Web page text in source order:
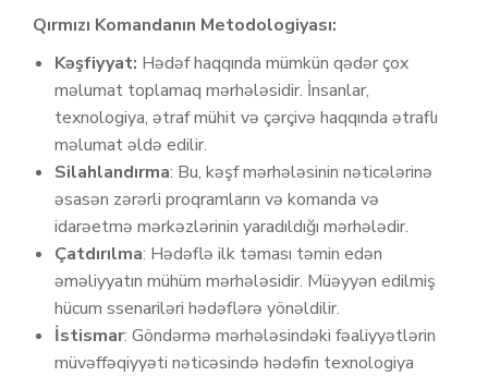
Qırmızı Komandanın Metodologiyası:
Kəşfiyyat: Hədəf haqqında mümkün qədər çox
məlumat toplamaq mərhələsidir. İnsanlar,
texnologiya, ətraf mühit və çərçivə haqqında ətraflı
məlumat əldə edilir.
Silahlandırma: Bu, kəşf mərhələsinin nəticələrinə
əsasən zərərli proqramların və komanda və
idarəetmə mərkəzlərinin yaradıldığı mərhələdir.
Çatdırılma: Hədəflə ilk təması təmin edən
əməliyyatın mühüm mərhələsidir. Müəyyən edilmiş
hücum ssenariləri hədəflərə yönəldilir.
İstismar: Göndərmə mərhələsindəki fəaliyyətlərin
müvəffəqiyyəti nəticəsində hədəfin texnologiya